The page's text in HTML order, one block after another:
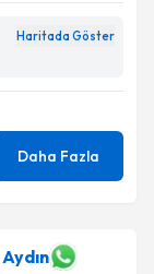
Haritada Göster
Daha Fazla